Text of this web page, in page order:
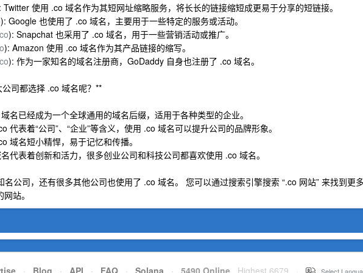
Twitter 使用 .co 域名作为其短网址缩略服务，将长长的链接缩短成更易于分享的短链接。
): Google 也使用了 .co 域名，主要用于一些特定的服务或活动。
): Snapchat 也采用了 .co 域名，用于一些营销活动或推广。
): Amazon 使用 .co 域名作为其产品链接的缩写。
): 作为一家知名的域名注册商，GoDaddy 自身也注册了 .co 域名。
司都选择 .co 域名呢？**
名已经成为一个全球通用的域名后缀，适用于各种类型的企业。
代表着“公司”、“企业”等含义，使用 .co 域名可以提升公司的品牌形象。
域名短小精悍，易于记忆和传播。
代表着创新和活力，很多创业公司和科技公司都喜欢使用 .co 域名。
名公司，还有很多其他公司也使用了 .co 域名。 您可以通过搜索引擎搜索 “.co 网站” 来找到更
站。
· Blog · API · FAQ · Solana · 5490 Online Highest 6679